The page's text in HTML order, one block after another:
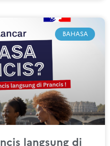
BAHASA
langsung di